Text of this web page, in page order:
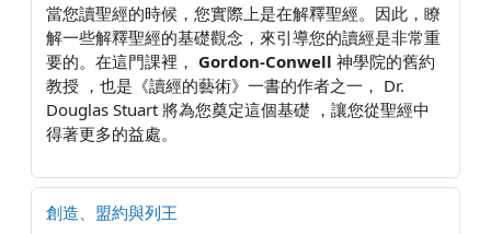
當您讀聖經的時候，您實際上是在解釋聖經。因此，瞭
解一些解釋聖經的基礎觀念，來引導您的讀經是非常重
要的。在這門課裡， Gordon-Conwell 神學院的舊約
教授 ，也是《讀經的藝術》一書的作者之一， Dr.
Douglas Stuart 將為您奠定這個基礎 ，讓您從聖經中
得著更多的益處。
創造、盟約與列王